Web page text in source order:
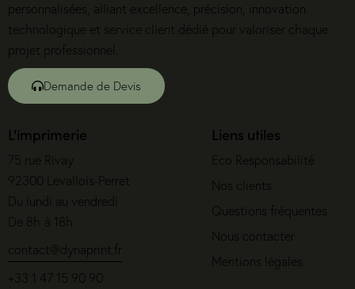
personnalisées, alliant excellence, précision, innovation
technologique et service client dédié pour valoriser chaque
projet professionnel.
Demande de Devis
L'imprimerie
75 rue Rivay
92300 Levallois-Perret
Du lundi au vendredi
De 8h à 18h
contact@dynaprint.fr
+33 1 47 15 90 90
Liens utiles
Eco Responsabilité
Nos clients
Questions fréquentes
Nous contacter
Mentions légales